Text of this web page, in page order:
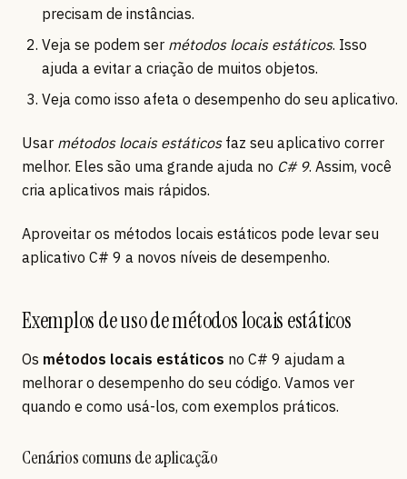
precisam de instâncias.
Veja se podem ser métodos locais estáticos. Isso
ajuda a evitar a criação de muitos objetos.
Veja como isso afeta o desempenho do seu aplicativo.
Usar métodos locais estáticosfaz seu aplicativo correr
melhor. Eles são uma grande ajuda no C# 9. Assim, você
cria aplicativos mais rápidos.
Aproveitar os métodos locais estáticos pode levar seu
aplicativo C# 9 a novos níveis de desempenho.
Exemplos de uso de métodos locais estáticos
Os métodos locais estáticos no C# 9 ajudam a
melhorar o desempenho do seu código. Vamos ver
quando e como usá-los, com exemplos práticos.
Cenários comuns de aplicação